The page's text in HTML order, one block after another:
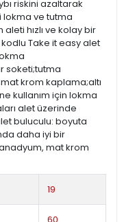
riskini azaltarak
lokma ve tutma
hızlı ve kolay bir
Take it easy alet
soketi;tutma
krom kaplama;altı
kullanım için lokma
alet üzerinde
buluculu: boyuta
daha iyi bir
mat krom
19